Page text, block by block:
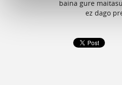
baina gure
ez dago